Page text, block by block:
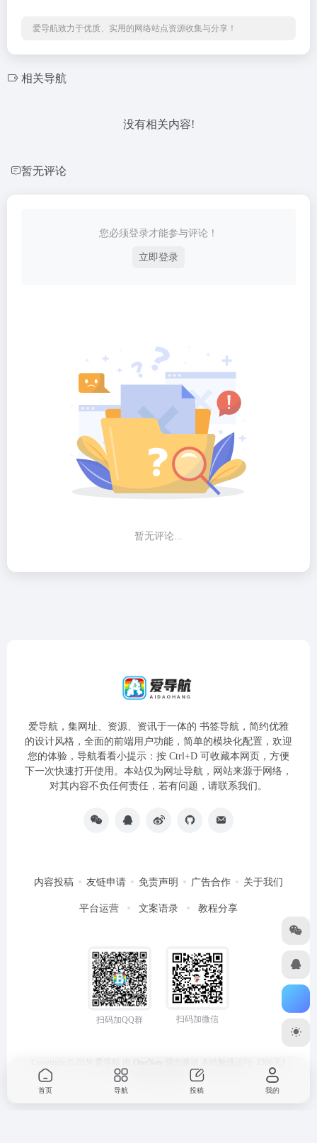
爱导航致力于优质、实用的网络站点资源收集与分享！
相关导航
没有相关内容!
暂无评论
您必须登录才能参与评论！
立即登录
暂无评论...
爱导航，集网址、资源、资讯于一体的 书签导航，简约优雅
的设计风格，全面的前端用户功能，简单的模块化配置，欢迎
您的体验，导航看看小提示：按 Ctrl+D 可收藏本网页，方便
下一次快速打开使用。本站仅为网址导航，网站来源于网络，
对其内容不负任何责任，若有问题，请联系我们。
内容投稿 友链申请 免责声明 广告合作 关于我们
平台运营 文案语录 教程分享
扫码加QQ群 扫码加微信
首页 导航 投稿 我的